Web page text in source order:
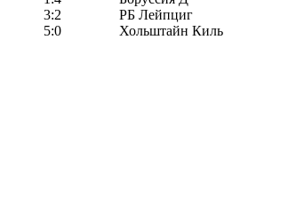
3:2
РБ Лейпциг
5:0
Хольштайн Киль